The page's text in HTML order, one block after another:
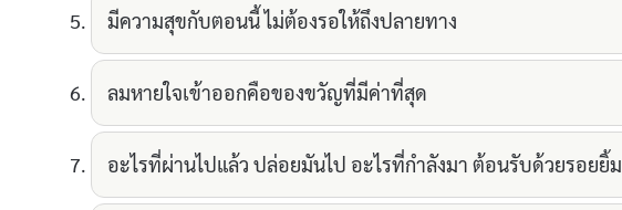
มีความสุขกับตอนนี้ ไม่ต้องรอให้ถึงปลายทาง
ลมหายใจเข้าออกคือของขวัญที่มีค่าที่สุด
อะไรที่ผ่านไปแล้ว ปล่อยมันไป อะไรที่กำลังมา ต้อนรับด้วยรอยยิ้ม